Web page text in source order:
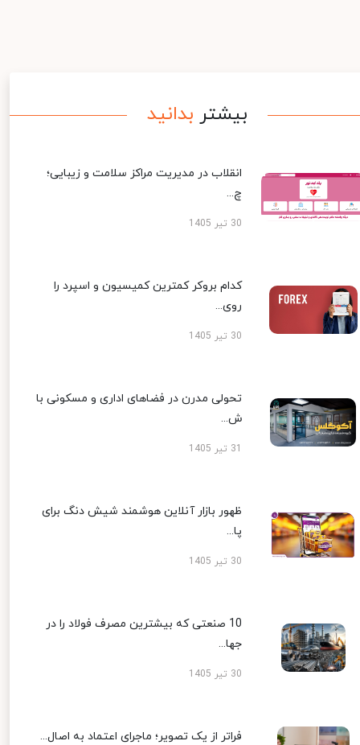
بیشتر بدانید
انقلاب در مدیریت مراکز سلامت و زیبایی؛
چ...
30 تیر 1405
کدام بروکر کمترین کمیسیون و اسپرد را
روی...
30 تیر 1405
تحولی مدرن در فضاهای اداری و مسکونی با
ش...
ظهور بازار آنلاین هوشمند شیش دنگ برای
پا...
30 تیر 1405
10 صنعتی که بیشترین مصرف فولاد را در
جها...
30 تیر 1405
فراتر از یک تصویر؛ ماجرای اعتماد به اصال...